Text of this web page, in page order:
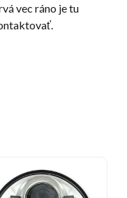
vec ráno je tu